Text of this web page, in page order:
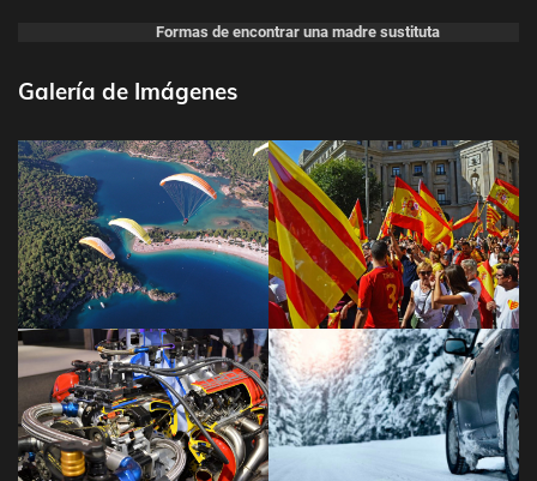
Formas de encontrar una madre sustituta
Galería de Imágenes